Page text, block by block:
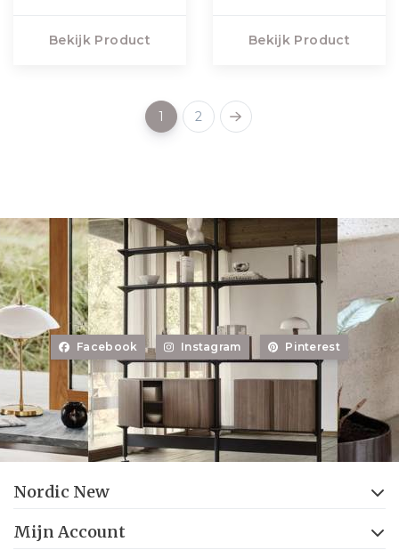
Bekijk Product Bekijk Product
1 2
Facebook Instagram Pinterest
Nordic New
Mijn Account